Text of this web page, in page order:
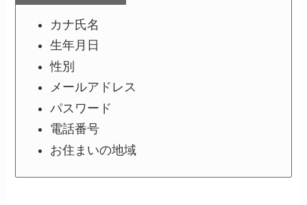
カナ氏名
生年月日
性別
メールアドレス
パスワード
電話番号
お住まいの地域